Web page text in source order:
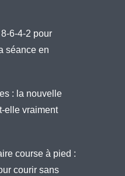
6-4-2 pour
séance en
: la nouvelle
elle vraiment
course à pied :
courir sans